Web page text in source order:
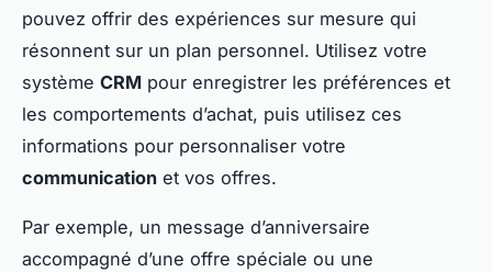
pouvez offrir des expériences sur mesure qui
résonnent sur un plan personnel. Utilisez votre
système CRM pour enregistrer les préférences et
les comportements d’achat, puis utilisez ces
informations pour personnaliser votre
communication et vos offres.
Par exemple, un message d’anniversaire
accompagné d’une offre spéciale ou une